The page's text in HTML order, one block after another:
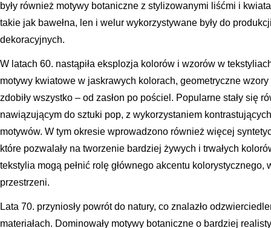
były również motywy botaniczne z stylizowanymi liśćmi i
takie jak bawełna, len i welur wykorzystywane były do
dekoracyjnych.
W latach 60. nastąpiła eksplozja kolorów i wzorów w
motywy kwiatowe w jaskrawych kolorach, geometryczne
zdobiły wszystko – od zasłon po pościel. Popularne stały się
nawiązującym do sztuki pop, z wykorzystaniem
motywów. W tym okresie wprowadzono również więcej
które pozwalały na tworzenie bardziej żywych i trwałych
tekstylia mogą pełnić rolę głównego akcentu
przestrzeni.
Lata 70. przyniosły powrót do natury, co znalazło
materiałach. Dominowały motywy botaniczne o bardziej